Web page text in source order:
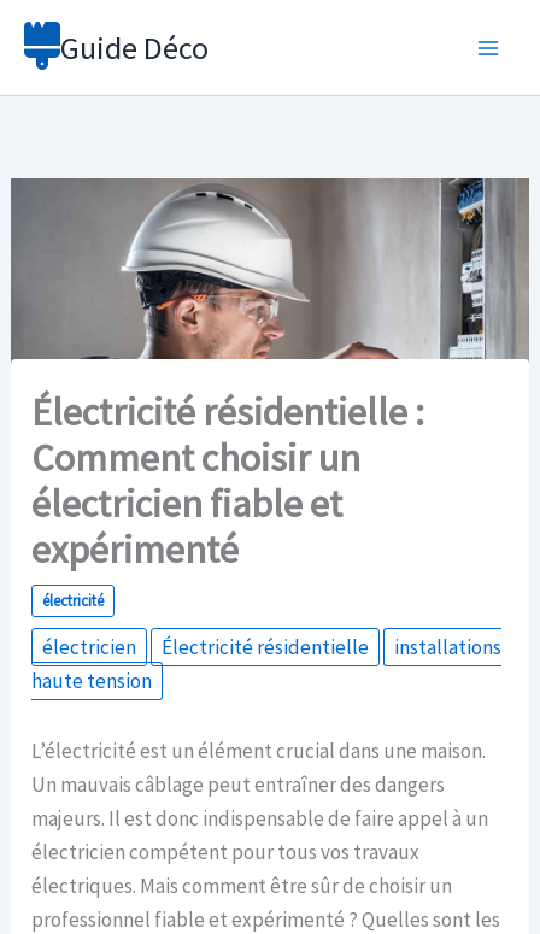
Aller
Guide Déco
Électricité résidentielle :
Comment choisir un
électricien fiable et
expérimenté
électricité
électricien Électricité résidentielle
installations
haute tension
L’électricité est un élément crucial dans une maison.
Un mauvais câblage peut entraîner des dangers
majeurs. Il est donc indispensable de faire appel à un
électricien compétent pour tous vos travaux
électriques. Mais comment être sûr de choisir un
professionnel fiable et expérimenté ? Quelles sont les